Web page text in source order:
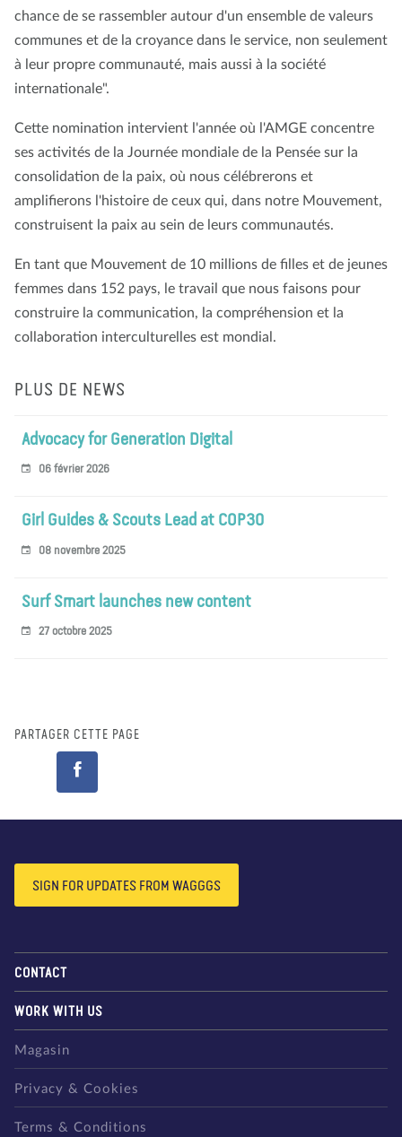
chance de se rassembler autour d'un ensemble de valeurs
communes et de la croyance dans le service, non seulement
à leur propre communauté, mais aussi à la société
internationale".
Cette nomination intervient l'année où l'AMGE concentre
ses activités de la Journée mondiale de la Pensée sur la
consolidation de la paix, où nous célébrerons et
amplifierons l'histoire de ceux qui, dans notre Mouvement,
construisent la paix au sein de leurs communautés.
En tant que Mouvement de 10 millions de filles et de jeunes
femmes dans 152 pays, le travail que nous faisons pour
construire la communication, la compréhension et la
collaboration interculturelles est mondial.
PLUS DE NEWS
Advocacy for Generation Digital
06 février 2026
Girl Guides & Scouts Lead at COP30
08 novembre 2025
Surf Smart launches new content
27 octobre 2025
PARTAGER CETTE PAGE
SIGN FOR UPDATES FROM WAGGGS
CONTACT
WORK WITH US
Magasin
Privacy & Cookies
Terms & Conditions